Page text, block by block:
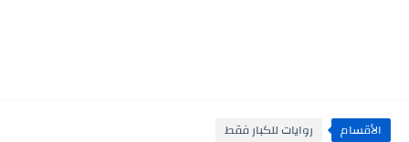
الأقسام روايات للكبار فقط